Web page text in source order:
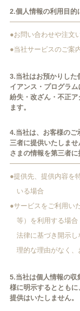
2.個人情報の利用目的
●お問い合わせや注文
●当社サービスのご案
3.当社はお預かりした
イアンス・プログラム
紛失・改ざん・不正
ます。
4.当社は、お客様のご
三者に提供いたしま
さまの情報を第三者に
●提供先、提供内容を
いる場合
●サービスをご利用い
等）を利用する場合
法律に基づき開示
理的な理由がなく
5.当社は個人情報の収
様に明示するととも
提供はいたしません。